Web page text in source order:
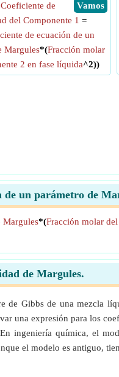
​ Vamos
Coeficiente de
del Componente 1 =
de ecuación de un
Margules*(Fracción molar
2 en fase líquida^2))
de un parámetro de
Margules*(Fracción molar
de Margules.
de Gibbs de una mezcla
una expresión para los
ingeniería química, el
el modelo es antiguo,